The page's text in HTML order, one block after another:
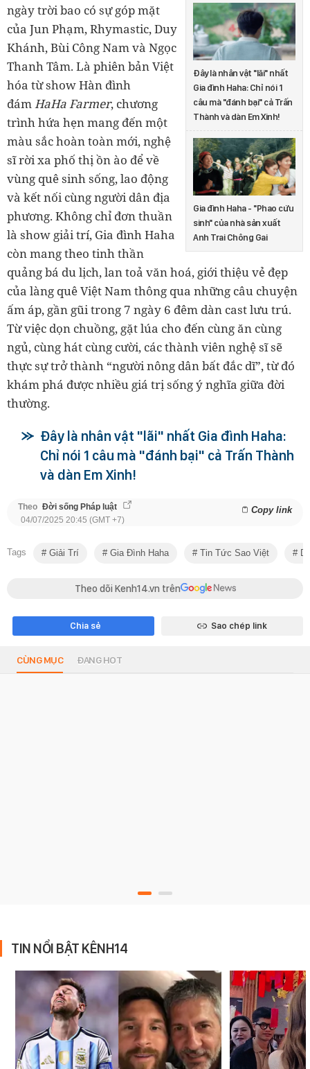
Đây là nhân vật "lãi" nhất
Gia đình Haha: Chỉ nói 1
câu mà "đánh bại" cả Trấn
Thành và dàn Em Xinh!
Gia đình Haha - "Phao cứu
sinh" của nhà sản xuất
Anh Trai Chông Gai
ngày trời bao có sự góp mặt
của Jun Phạm, Rhymastic, Duy
Khánh, Bùi Công Nam và Ngọc
Thanh Tâm. Là phiên bản Việt
hóa từ show Hàn đình
đámHaHa Farmer, chương
trình hứa hẹn mang đến một
màu sắc hoàn toàn mới, nghệ
sĩ rời xa phố thị ồn ào để về
vùng quê sinh sống, lao động
và kết nối cùng người dân địa
phương. Không chỉ đơn thuần
là show giải trí, Gia đình Haha
còn mang theo tinh thần
quảng bá du lịch, lan toả văn hoá, giới thiệu vẻ đẹp
của làng quê Việt Nam thông qua những câu chuyện
ấm áp, gần gũi trong 7 ngày 6 đêm dàn cast lưu trú.
Từ việc dọn chuồng, gặt lúa cho đến cùng ăn cùng
ngủ, cùng hát cùng cười, các thành viên nghệ sĩ sẽ
thực sự trở thành “người nông dân bất đắc dĩ”, từ đó
khám phá được nhiều giá trị sống ý nghĩa giữa đời
thường.
Đây là nhân vật "lãi" nhất Gia đình Haha:
Chỉ nói 1 câu mà "đánh bại" cả Trấn Thành
và dàn Em Xinh!
Theo Đời sống Pháp luật Copy link
04/07/2025 20:45 (GMT +7)
Tags Giải Trí Gia Đình Haha Tin Tức Sao Việt
Theo dõi Kenh14.vn trên
Chia sẻ Sao chép link
CÙNG MỤC ĐANG HOT
TIN NỔI BẬT KÊNH14